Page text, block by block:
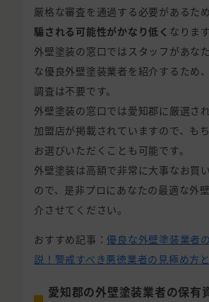
厳格な審査を通過する必要があるため
騙される可能性がかなり低く なります
外壁塗装の窓口ではスタッフがあな
な優良外壁塗装業者を紹介するため
調査は不要です。
外壁塗装の窓口では愛知郡に厳選さ
加盟店が掲載されていますので、も
お選びいただくことも可能です。
外壁塗装は高額で非常に大事なお買
ので、是非プロにあなたの最適な外
介させてください。
おすすめ記事：優良な外壁塗装業者
説！警戒すべき悪徳業者の見極め方
愛知郡の外壁塗装業者の保有